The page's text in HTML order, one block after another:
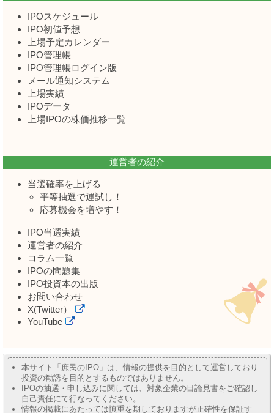
IPOスケジュール
IPO初値予想
上場予定カレンダー
IPO管理帳
IPO管理帳ログイン版
メール通知システム
上場実績
IPOデータ
上場IPOの株価推移一覧
運営者の紹介
当選確率を上げる
平等抽選で運試し！
応募機会を増やす！
IPO当選実績
運営者の紹介
コラム一覧
IPOの問題集
IPO投資本の出版
お問い合わせ
X(Twitter）
YouTube
本サイト「庶民のIPO」は、情報の提供を目的として運営しており
投資の勧誘を目的とするものではありません。
IPOの抽選・申し込みに関しては、対象企業の目論見書をご確認し
自己責任にて行なってください。
情報の掲載にあたっては慎重を期しておりますが正確性を保証す